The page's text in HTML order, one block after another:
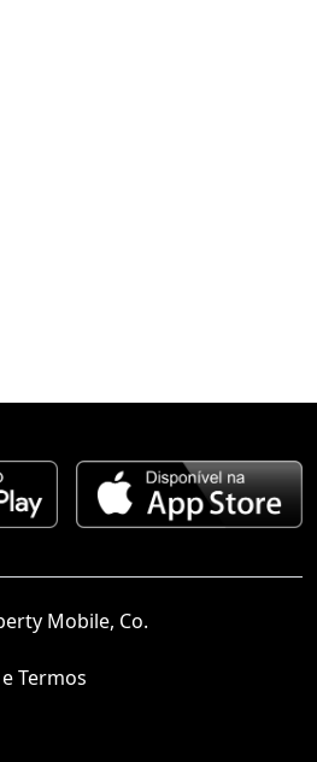
Mobile, Co.
Termos